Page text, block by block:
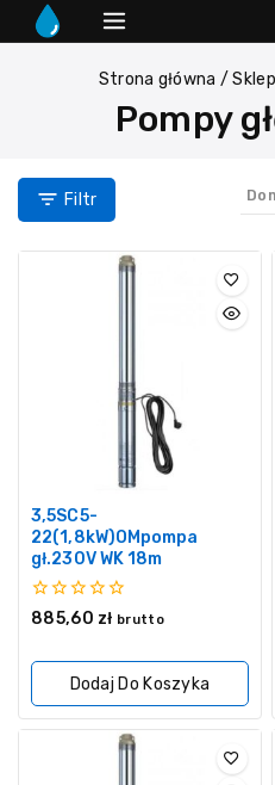
Strona główna / Sklep
Pompy
Filtr
3,5SC5-
22(1,8kW)OMpompa
gł.230V WK 18m
0
885,60 zł brutto
Dodaj Do Koszyka